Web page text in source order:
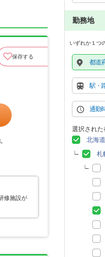
保存する
修施設が
勤務地
いずれか１つ
都道
駅・
通勤
選択され
北海道
札